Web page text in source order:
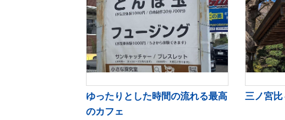
ゆったりとした時間の流れる最高
のカフェ
三ノ宮